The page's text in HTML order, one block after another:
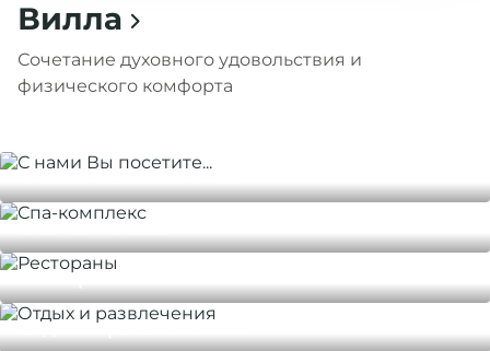
Вилла
Сочетание духовного удовольствия и
физического комфорта
Рестораны
Отдых и развлечения
Заезд 30.12.2024 с 17:00. Выезд 02.01.2025 до 15.00.
Предложение включает: проживание в выбранной
категории номера, завтрак (шведский стол), обед (на
алкоголь в стоимость не входит), мастер-классы,
«Абрамцево», экскурсии в места исторического
программа (согласно анонсу).
31 декабря – завтрак (шведский стол), обед,
новогодний банкет с развлекательной программой,